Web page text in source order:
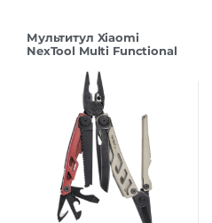
Мультитул Xiaomi
NexTool Multi Functional